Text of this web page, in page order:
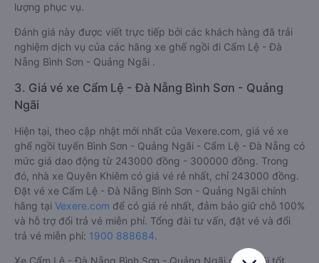
lượng phục vụ.
Đánh giá này được viết trực tiếp bởi các khách hàng đã trải
nghiệm dịch vụ của các hãng xe ghế ngồi đi Cẩm Lệ - Đà
Nẵng Bình Sơn - Quảng Ngãi .
3. Giá vé xe Cẩm Lệ - Đà Nẵng Bình Sơn - Quảng
Ngãi
Hiện tại, theo cập nhật mới nhất của Vexere.com, giá vé xe
ghế ngồi tuyến Bình Sơn - Quảng Ngãi - Cẩm Lệ - Đà Nẵng có
mức giá dao động từ 243000 đồng - 300000 đồng. Trong
đó, nhà xe Quyên Khiêm có giá vé rẻ nhất, chỉ 243000 đồng.
Đặt vé xe Cẩm Lệ - Đà Nẵng Bình Sơn - Quảng Ngãi chính
hãng tại Vexere.com để có giá rẻ nhất, đảm bảo giữ chỗ 100%
và hỗ trợ đổi trả vé miễn phí. Tổng đài tư vấn, đặt vé và đổi
trả vé miễn phí: 1900 888684.
Xe Cẩm Lệ - Đà Nẵng Bình Sơn - Quảng Ngãi ghế ngồi tốt